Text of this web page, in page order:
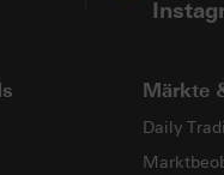
Märkte
Daily